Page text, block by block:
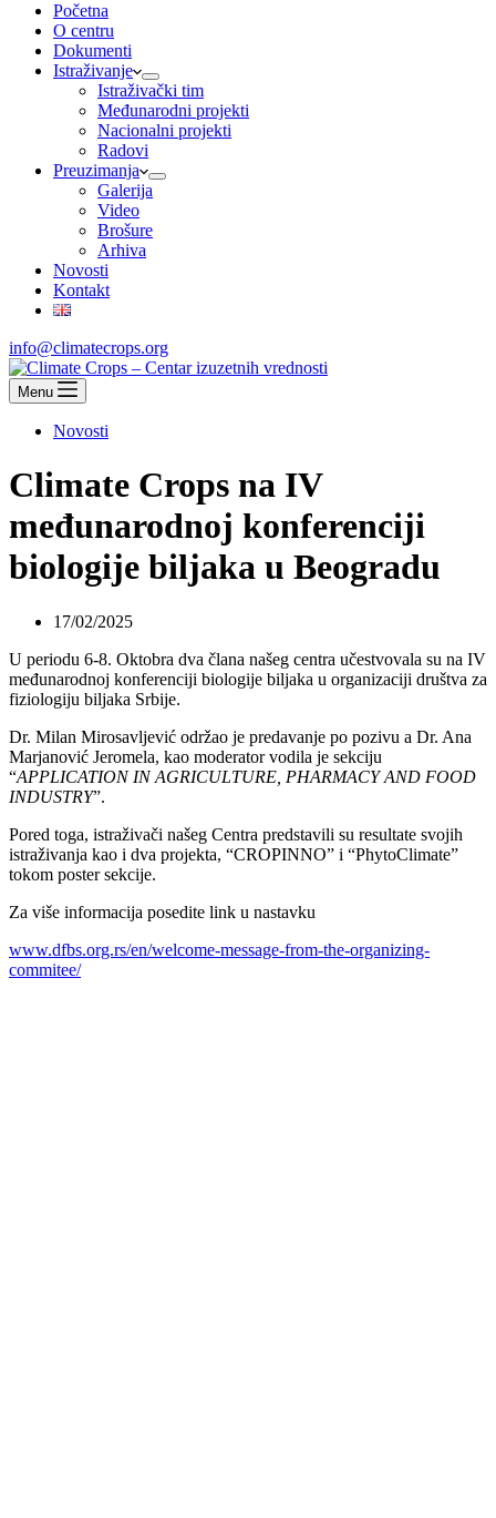
Početna
O centru
Dokumenti
Istraživanje
Istraživački tim
Međunarodni projekti
Nacionalni projekti
Radovi
Preuzimanja
Galerija
Video
Brošure
Arhiva
Novosti
Kontakt
info@climatecrops.org
Menu
Novosti
Climate Crops na IV
međunarodnoj konferenciji
biologije biljaka u Beogradu
17/02/2025
U periodu 6-8. Oktobra dva člana našeg centra učestvovala su na IV
međunarodnoj konferenciji biologije biljaka u organizaciji društva za
fiziologiju biljaka Srbije.
Dr. Milan Mirosavljević održao je predavanje po pozivu a Dr. Ana
Marjanović Jeromela, kao moderator vodila je sekciju
“APPLICATION IN AGRICULTURE, PHARMACY AND FOOD
INDUSTRY”.
Pored toga, istraživači našeg Centra predstavili su resultate svojih
istraživanja kao i dva projekta, “CROPINNO” i “PhytoClimate”
tokom poster sekcije.
Za više informacija posedite link u nastavku
www.dfbs.org.rs/en/welcome-message-from-the-organizing-
commitee/